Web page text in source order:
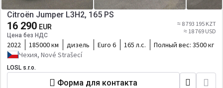
Citroën Jumper L3H2, 165 PS
16 290 EUR
Цена без НДС
≈ 8 793 195 KZT
≈ 18 769 USD
2022 185000 км дизель Euro 6 165 л.с. Полный вес: 3500 кг
Чехия, Nové Strašecí
LOSL s.r.o.
Форма для контакта